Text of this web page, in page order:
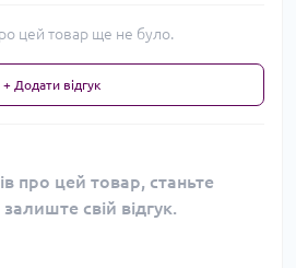
цей товар ще не було.
+ Додати відгук
про цей товар, станьте
свій відгук.